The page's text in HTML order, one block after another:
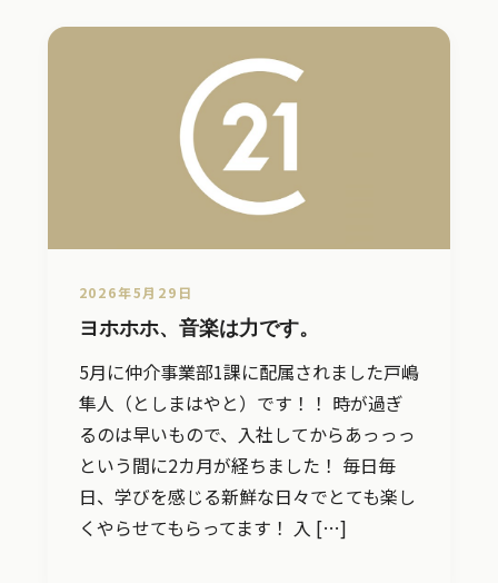
2026年5月29日
ヨホホホ、音楽は力です。
5月に仲介事業部1課に配属されました戸嶋
隼人（としまはやと）です！！ 時が過ぎ
るのは早いもので、入社してからあっっっ
という間に2カ月が経ちました！ 毎日毎
日、学びを感じる新鮮な日々でとても楽し
くやらせてもらってます！ 入 […]